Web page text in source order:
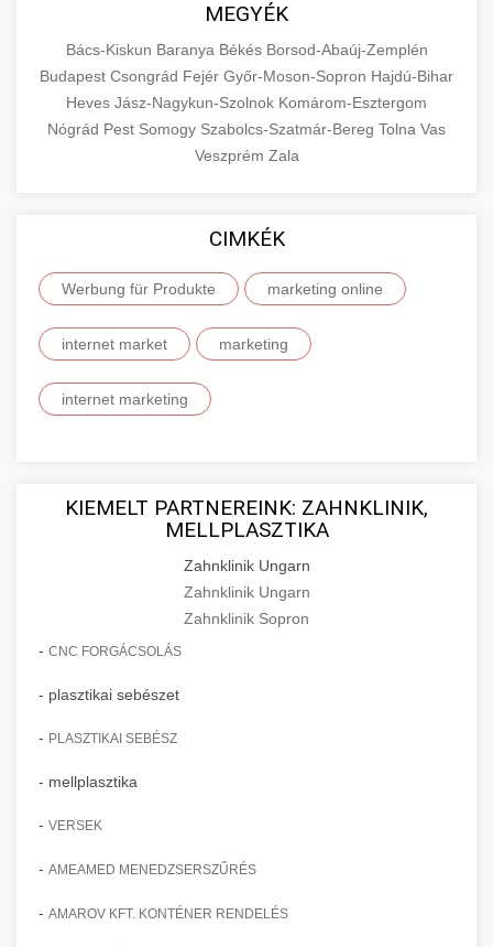
MEGYÉK
Bács-Kiskun Baranya Békés Borsod-Abaúj-Zemplén
Budapest Csongrád Fejér Győr-Moson-Sopron Hajdú-Bihar
Heves Jász-Nagykun-Szolnok Komárom-Esztergom
Nógrád Pest Somogy Szabolcs-Szatmár-Bereg Tolna Vas
Veszprém Zala
CIMKÉK
Werbung für Produkte marketing online
internet market marketing
internet marketing
KIEMELT PARTNEREINK: ZAHNKLINIK,
MELLPLASZTIKA
Zahnklinik Ungarn
Zahnklinik Ungarn
Zahnklinik Sopron
- CNC FORGÁCSOLÁS
- plasztikai sebészet
- PLASZTIKAI SEBÉSZ
- mellplasztika
- VERSEK
- AMEAMED MENEDZSERSZŰRÉS
- AMAROV KFT. KONTÉNER RENDELÉS